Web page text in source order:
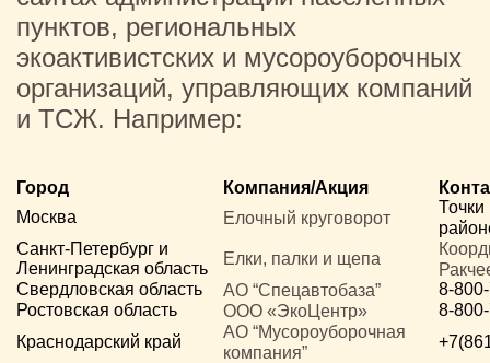
пунктов, региональных
экоактивистских и мусороуборочных
организаций, управляющих компаний
и ТСЖ. Например:
Город Компания/Акция
Москва
Елочный круговорот
Санкт-Петербург и
Ленинградская область
Елки, палки и щепа
Свердловская область
АО “Спецавтобаза”
8-
Ростовская область
ООО «ЭкоЦентр»
8-
Краснодарский край
АО “Мусороуборочная
компания”